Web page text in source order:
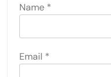
Name *
Email *